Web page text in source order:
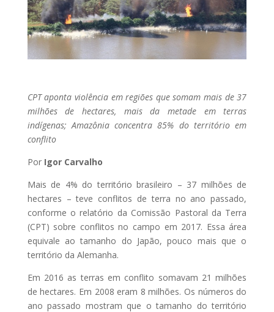
CPT aponta violência em regiões que somam mais de 37
milhões de hectares, mais da metade em terras
indígenas; Amazônia concentra 85% do território em
conflito
Por Igor Carvalho
Mais de 4% do território brasileiro – 37 milhões de
hectares – teve conflitos de terra no ano passado,
conforme o relatório da Comissão Pastoral da Terra
(CPT) sobre conflitos no campo em 2017. Essa área
equivale ao tamanho do Japão, pouco mais que o
território da Alemanha.
Em 2016 as terras em conflito somavam 21 milhões
de hectares. Em 2008 eram 8 milhões. Os números do
ano passado mostram que o tamanho do território